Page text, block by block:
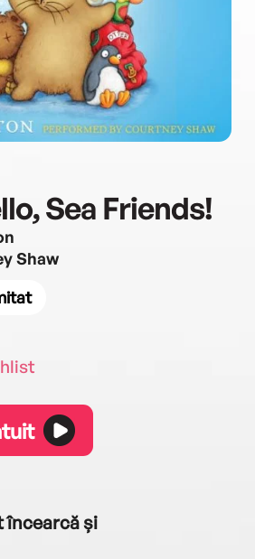
Sea Friends!
Shaw
încearcă și